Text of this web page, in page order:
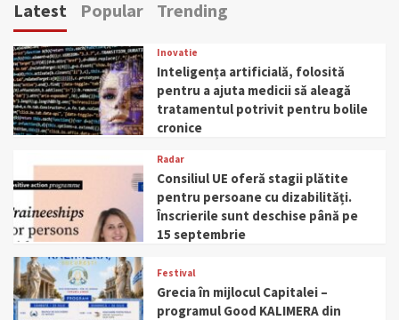
Latest Popular Trending
Inovatie
Inteligența artificială, folosită
pentru a ajuta medicii să aleagă
tratamentul potrivit pentru bolile
cronice
Radar
Consiliul UE oferă stagii plătite
pentru persoane cu dizabilități.
Înscrierile sunt deschise până pe
15 septembrie
Festival
Grecia în mijlocul Capitalei –
programul Good KALIMERA din